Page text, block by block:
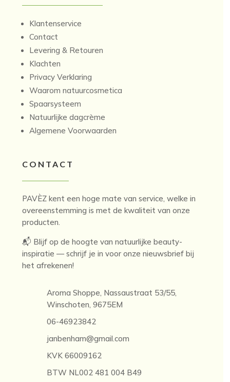
Klantenservice
Contact
Levering & Retouren
Klachten
Privacy Verklaring
Waarom natuurcosmetica
Spaarsysteem
Natuurlijke dagcrème
Algemene Voorwaarden
CONTACT
PAVÈZ kent een hoge mate van service, welke in
overeenstemming is met de kwaliteit van onze
producten.
📬 Blijf op de hoogte van natuurlijke beauty-
inspiratie — schrijf je in voor onze nieuwsbrief bij
het afrekenen!
Aroma Shoppe, Nassaustraat 53/55,
Winschoten, 9675EM
06-46923842
janbenham@gmail.com
KVK 66009162
BTW NL002 481 004 B49